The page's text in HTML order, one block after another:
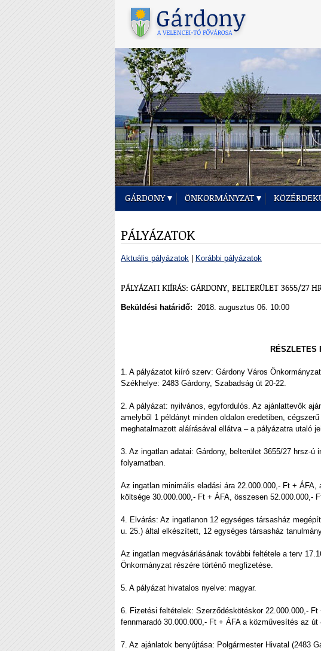
GÁRDONY ÖNKORMÁNYZAT
PÁLYÁZATOK
Aktuális pályázatok Korábbi pályázatok
PÁLYÁZATI KIÍRÁS: GÁRDONY, BELTERÜLET 3655/27
Beküldési határidő: 2018. augusztus 06. 10:00
RÉSZLETES
1. A pályázatot kiíró szerv: Gárdony Város Önkormányzat
Székhelye: 2483 Gárdony, Szabadság út 20-22.
2. A pályázat: nyilvános, egyfordulós. Az ajánlattevők
amelyből 1 példányt minden oldalon eredetiben,
meghatalmazott aláírásával ellátva – a pályázatra utaló
3. Az ingatlan adatai: Gárdony, belterület 3655/27 hrsz-
folyamatban.
Az ingatlan minimális eladási ára 22.000.000,- Ft +
költsége 30.000.000,- Ft + ÁFA, összesen 52.000.000,-
4. Elvárás: Az ingatlanon 12 egységes társasház
u. 25.) által elkészített, 12 egységes társasház
Az ingatlan megvásárlásának további feltétele a terv
Önkormányzat részére történő megfizetése.
5. A pályázat hivatalos nyelve: magyar.
6. Fizetési feltételek: Szerződéskötéskor 22.000.000,-
fennmaradó 30.000.000,- Ft + ÁFA a közművesítés az
7. Az ajánlatok benyújtása: Polgármester Hivatal (2483